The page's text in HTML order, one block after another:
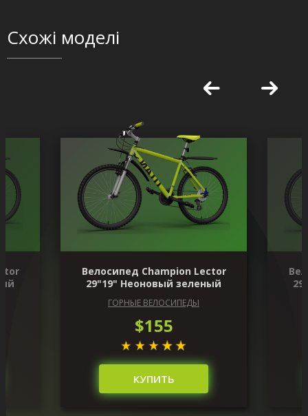
Схожі моделі
Велосипед Champion Lector
29"19" Неоновый зеленый
ГОРНЫЕ ВЕЛОСИПЕДЫ
$155
КУПИТЬ